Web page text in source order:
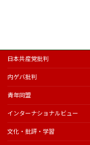
日本共産党批判
内ゲバ批判
青年同盟
インターナショナルビュー
文化・批評・学習